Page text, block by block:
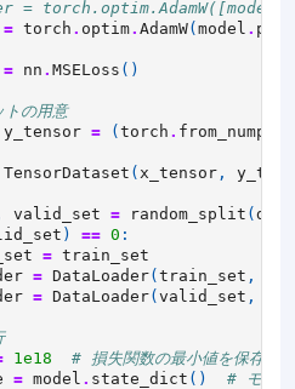
=
= torch . optim. AdamW(model .
= nn . MSELoss ()
の用意
y_tensor = (torch . from_numpy
TensorDataset ( x_tensor ,
valid_set = random_split (
) == 0 :
= train_set
= DataLoader(train_set ,
= DataLoader(valid_set ,
1e18
# 損失関数の最小値を保存
= model . state_dict () # モデル